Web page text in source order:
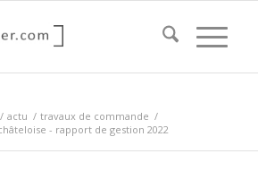
/ actu / travaux de commande /
- rapport de gestion 2022